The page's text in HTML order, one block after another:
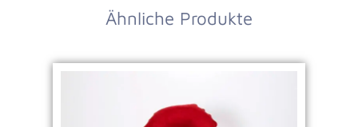
Ähnliche Produkte